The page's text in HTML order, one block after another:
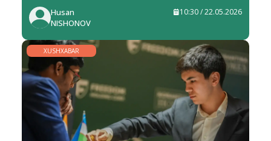
Husan
NISHONOV
10:30 / 22.05.2026
XUSHXABAR